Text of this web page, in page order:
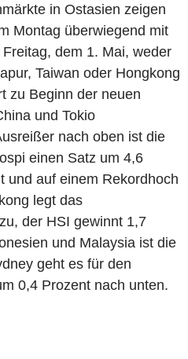
in Ostasien zeigen
Montag überwiegend mit
dem 1. Mai, weder
Taiwan oder Hongkong
zu Beginn der neuen
und Tokio
nach oben ist die
einen Satz um 4,6
und auf einem Rekordhoch
legt das
der HSI gewinnt 1,7
und Malaysia ist die
geht es für den
0,4 Prozent nach unten.